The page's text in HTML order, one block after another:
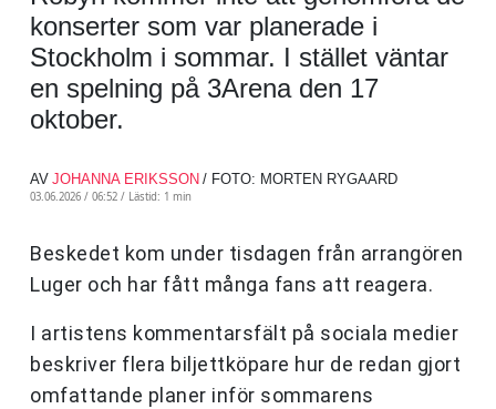
konserter som var planerade i
Stockholm i sommar. I stället väntar
en spelning på 3Arena den 17
oktober.
AV JOHANNA ERIKSSON / FOTO: MORTEN RYGAARD
03.06.2026 / 06:52 / Lästid: 1 min
Beskedet kom under tisdagen från arrangören
Luger och har fått många fans att reagera.
I artistens kommentarsfält på sociala medier
beskriver flera biljettköpare hur de redan gjort
omfattande planer inför sommarens